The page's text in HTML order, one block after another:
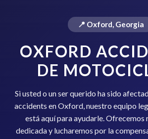
📍 Oxford, Georgia
OXFORD
DE
Si usted o un ser querido ha sido
accidents en Oxford, nuestro equipo
está aquí para ayudarle. Ofrecemos
dedicada y lucharemos por la